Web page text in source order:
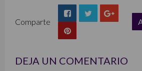
Comparte
DEJA UN COMENTARIO